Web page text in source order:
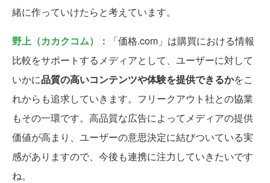
緒に作っていけたらと考えています。
野上（カカクコム）：
「価格.com」は購買における情報
比較をサポートするメディアとして、ユーザーに対して
いかに品質の高いコンテンツや体験を提供できるかをこ
れからも追求していきます。フリークアウト社との協業
もその一環です。高品質な広告によってメディアの提供
価値が高まり、ユーザーの意思決定に結びついている実
感がありますので、今後も連携に注力していきたいです
ね。